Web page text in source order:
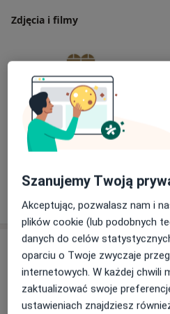
Zdjęcia i filmy
Zobacz galerię (1)
o
Usługi i ceny
Konsultacja kardiologiczna +
ECHO serca
400 zł Szczegóły
Szanujemy Twoją
Akceptując, pozwalasz nam i
plików cookie (lub podobnych
danych do celów
oparciu o Twoje zwyczaje
internetowych. W każdej chwili
zaktualizować swoje
ustawieniach znajdziesz